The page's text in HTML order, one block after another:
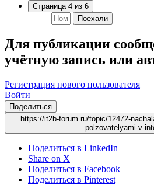
Страница 4 из 6
Поехали
Для публикации
учётную запись или
Регистрация нового пользователя
Войти
Поделиться
https://it2b-forum.ru/topic/12472-
polzovatelyami-v-
Поделиться в LinkedIn
Share on X
Поделиться в Facebook
Поделиться в Pinterest